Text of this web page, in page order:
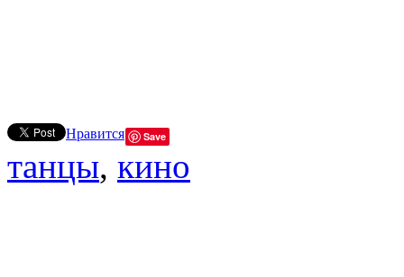
Нравится Save
танцы, кино